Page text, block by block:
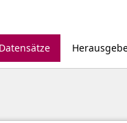
Datensätze